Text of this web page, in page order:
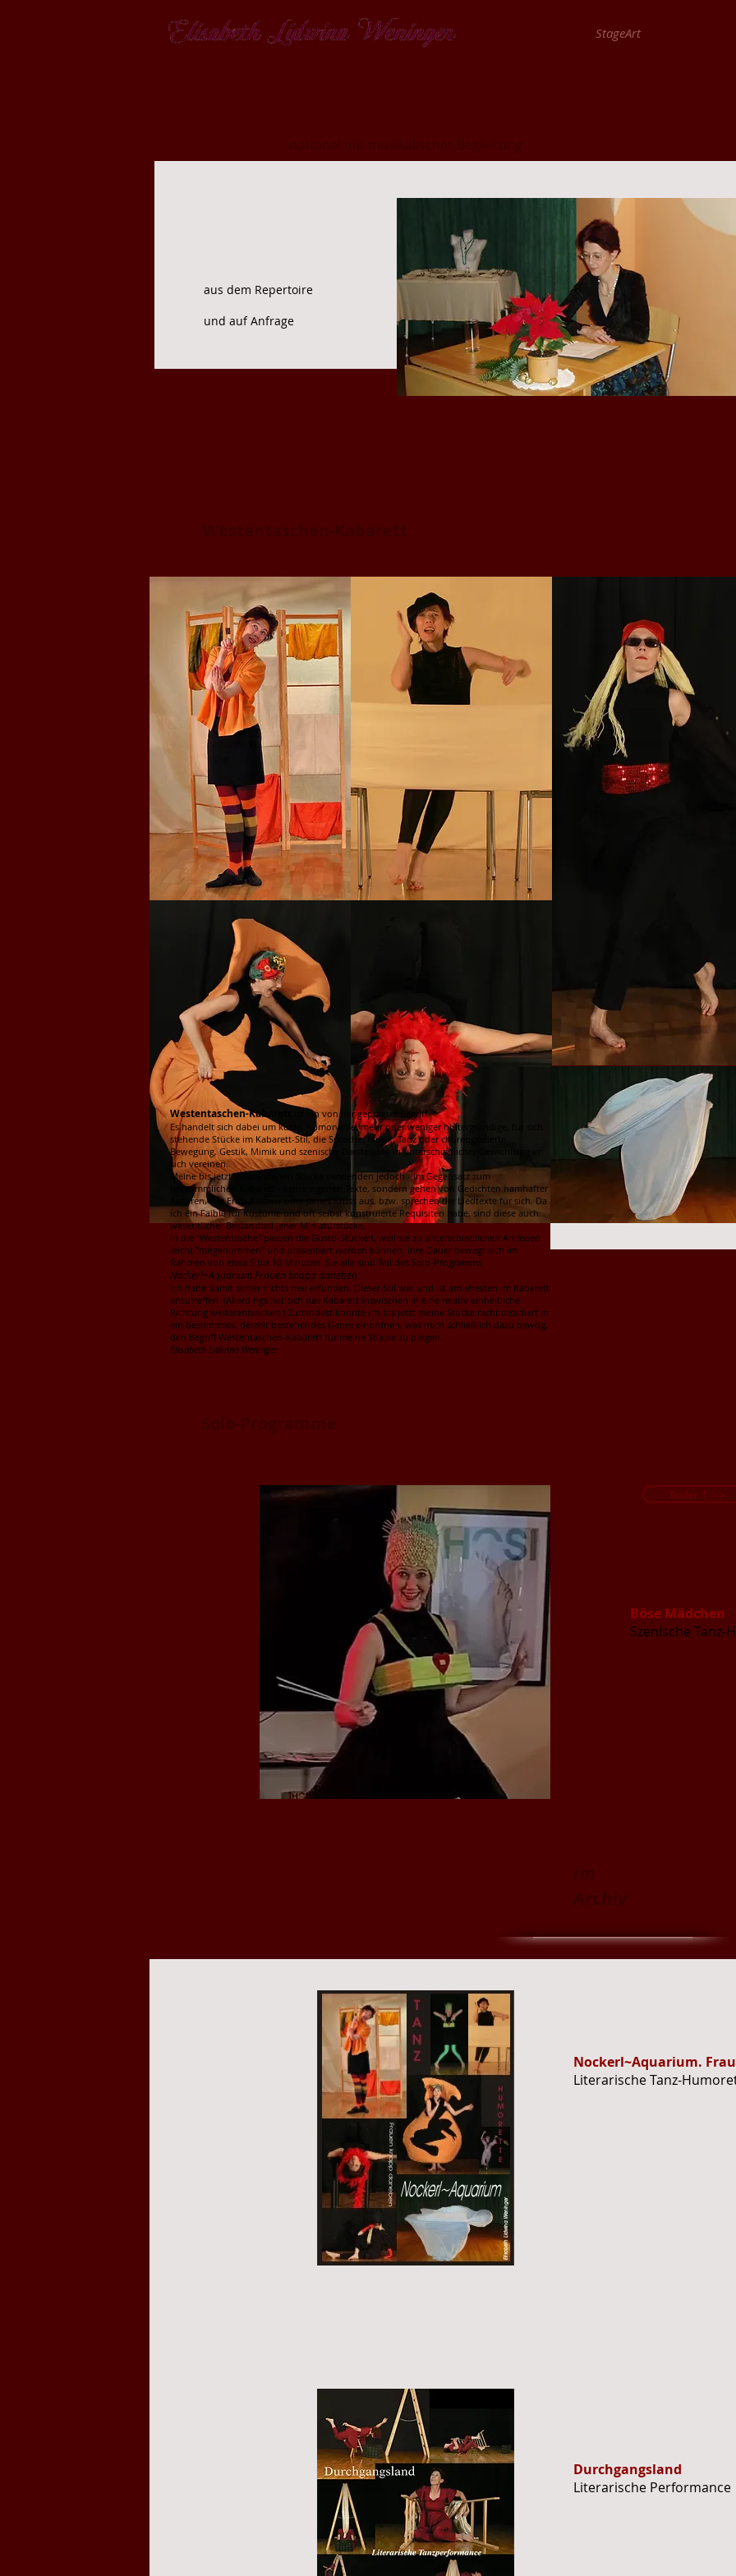
StageArt
aus dem Repertoire
und auf Anfrage
Westentaschen-Kabarett
ist ein von mir geprägter Begriff.
Es handelt sich dabei um kurze, humorvolle, mehr oder weniger hintergründige, für sich
stehende Stücke im Kabarett-Stil, die Sprache, Musik, Tanz oder choreografierte
Bewegung, Gestik, Mimik und szenische Darstellung in unterschiedlicher Gewichtung in
sich vereinen.
Meine bis jetzt entstandenen Stücke verwenden jedoch - im Gegensatz zum
herkömmlichen Kabarett - keine eigenen Texte, sondern gehen von Gedichten namhafter
Autoren, wie Erich Kästner oder James Krüss aus, bzw. sprechen die Liedtexte für sich. Da
ich ein Faible für Kostüme und oft selbst konstruierte Requisiten habe, sind diese auch
wesentlicher Bestandteil jener Miniaturstücke.
In die "Westentasche" passen die Gusto-Stückerl, weil sie zu unterschiedlichen Anlässen
leicht "mitgenommen" und präsentiert werden können. Ihre Dauer bewegt sich im
Rahmen von etwa 5 bis 10 Minuten. Sie alle sind Teil des Solo-Programms
Nockerl~Aquarium.Frauen knapp daneben.
Ich habe damit sicher nichts neu erfunden. Dieser Stil war und ist am ehesten im Kabarett
anzutreffen. (Allerdings hat sich das Kabarett inzwischen in eine relativ einheitliche
Richtung weiterentwickelt.) Zumindest konnte ich bis jetzt meine Stücke nicht dezidiert in
ein bestimmtes, derzeit bestehendes Genre einordnen, was mich schließlich dazu bewog,
den Begriff Westentaschen-Kabarett für meine Stücke zu prägen.
Elisabeth Lidwina Weninger
Böse Mädchen
Szenische Tanz-
Trailer 1 >>
Nockerl~Aquarium.
Literarische Tanz-
Durchgangsland
Literarische Performance